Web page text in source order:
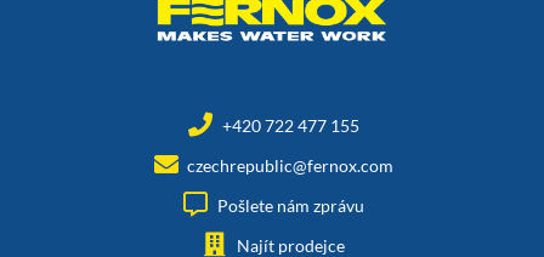
+420 722 477 155
czechrepublic@fernox.com
Pošlete nám zprávu
Najít prodejce